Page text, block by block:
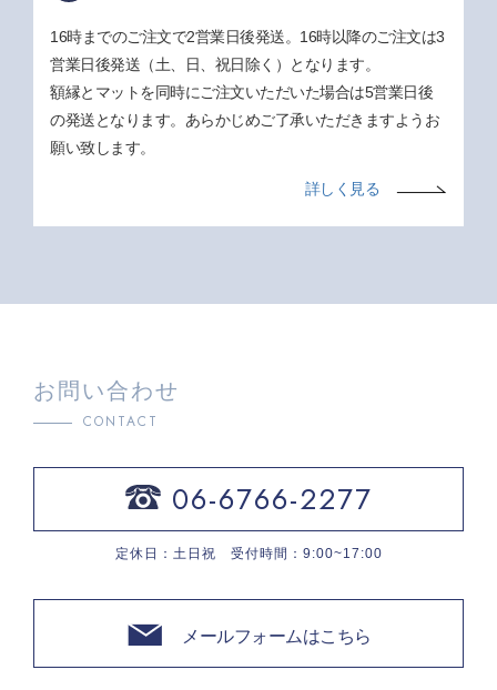
16時までのご注文で2営業日後発送。16時以降のご注文は3
営業日後発送（土、日、祝日除く）となります。
額縁とマットを同時にご注文いただいた場合は5営業日後
の発送となります。あらかじめご了承いただきますようお
願い致します。
詳しく見る
お問い合わせ
CONTACT
06-6766-2277
定休日：土日祝 受付時間：9:00~17:00
メールフォームはこちら